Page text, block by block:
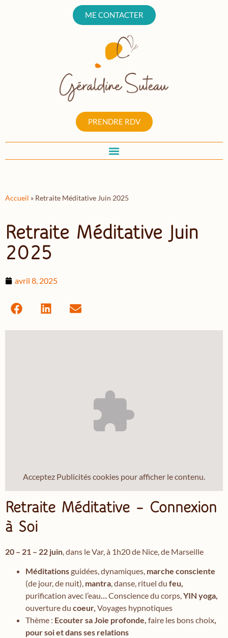
PRENDRE RDV
ME CONTACTER
Accueil » Retraite Méditative Juin 2025
Retraite Méditative Juin
2025
avril 8, 2025
Acceptez Publicitéscookies pour afficher le contenu.
Retraite Méditative – Connexion
à Soi
20 – 21 – 22 juin , dans le Var, à 1h20 de Nice, de Marseille
Méditationsguidées, dynamiques, marche consciente
(de jour, de nuit), mantra, danse, rituel du feu,
purification avec l’eau…Conscience du corps,YIN yoga,
ouverture du coeur, Voyages hypnotiques
Thème : Ecouter sa Joie profonde, faire les bons choix,
pour soi et dans ses relations